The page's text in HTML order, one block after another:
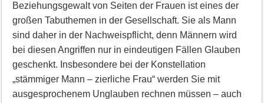
Beziehungsgewalt von Seiten der Frauen ist eines der
großen Tabuthemen in der Gesellschaft. Sie als Mann
sind daher in der Nachweispflicht, denn Männern wird
bei diesen Angriffen nur in eindeutigen Fällen Glauben
geschenkt. Insbesondere bei der Konstellation
„stämmiger Mann – zierliche Frau“ werden Sie mit
ausgesprochenem Unglauben rechnen müssen – auch